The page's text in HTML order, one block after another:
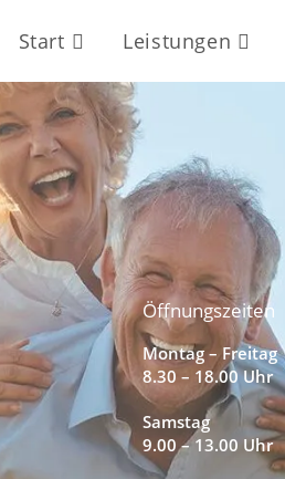
Start Leistungen
Öffnungszeiten
Montag – Freitag
8.30 – 18.00 Uhr
Samstag
9.00 – 13.00 Uhr